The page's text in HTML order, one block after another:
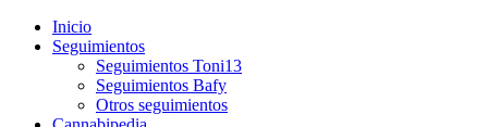
Inicio
Seguimientos
Seguimientos Toni13
Seguimientos Bafy
Otros seguimientos